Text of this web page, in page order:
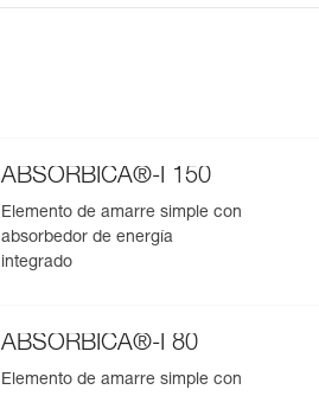
ABSORBICA®-I 150
Elemento de amarre simple con
absorbedor de energía
integrado
ABSORBICA®-I 80
Elemento de amarre simple con